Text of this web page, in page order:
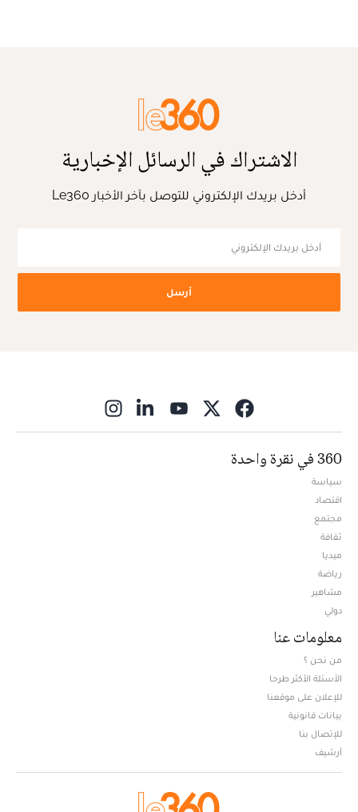
الاشتراك في الرسائل الإخبارية
أدخل بريدك الإلكتروني للتوصل بآخر الأخبار Le360
أرسل
360 في نقرة واحدة
سياسة
اقتصاد
مجتمع
ثقافة
ميديا
رياضة
مشاهير
دولي
معلومات عنا
من نحن ؟
الأسئلة الأكثر طرحا
للإعلان على موقعنا
بيانات قانونية
للإتصال بنا
أرشيف